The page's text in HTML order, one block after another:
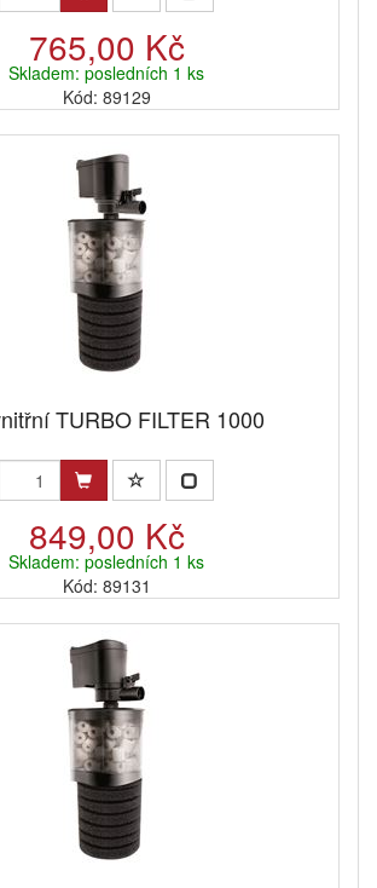
765,00 Kč
Skladem: posledních 1 ks
Kód: 89129
TURBO FILTER 1000
849,00 Kč
Skladem: posledních 1 ks
Kód: 89131